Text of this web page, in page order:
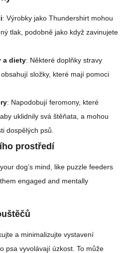
: Výrobky jako Thundershirt mohou
tlak, podobně jako když zavinujete
a diety: Některé doplňky stravy
složky, které mají pomoci
: Napodobují feromony, které
uklidnily svá štěňata, a mohou
dospělých psů.
prostředí
dog’s mind, like puzzle feeders
engaged and mentally
a minimalizujte vystavení
psa vyvolávají úzkost. To může